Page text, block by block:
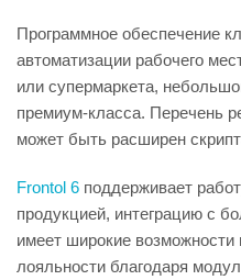
Программное обеспечение
автоматизации рабочего
или супермаркета,
премиум-класса. Перечень
может быть расширен
Frontol 6 поддерживает
продукцией, интеграцию с
имеет широкие возможности
лояльности благодаря